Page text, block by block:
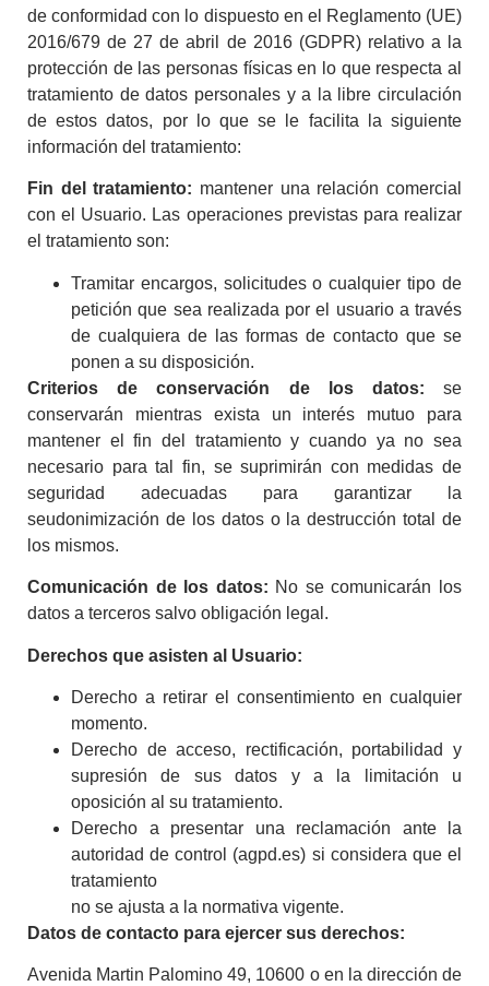
de conformidad con lo dispuesto en el Reglamento (UE)
2016/679 de 27 de abril de 2016 (GDPR) relativo a la
protección de las personas físicas en lo que respecta al
tratamiento de datos personales y a la libre circulación
de estos datos, por lo que se le facilita la siguiente
información del tratamiento:
Fin del tratamiento: mantener una relación comercial
con el Usuario. Las operaciones previstas para realizar
el tratamiento son:
Tramitar encargos, solicitudes o cualquier tipo de
petición que sea realizada por el usuario a través
de cualquiera de las formas de contacto que se
ponen a su disposición.
Criterios de conservación de los datos: se
conservarán mientras exista un interés mutuo para
mantener el fin del tratamiento y cuando ya no sea
necesario para tal fin, se suprimirán con medidas de
seguridad adecuadas para garantizar la
seudonimización de los datos o la destrucción total de
los mismos.
Comunicación de los datos: No se comunicarán los
datos a terceros salvo obligación legal.
Derechos que asisten al Usuario:
Derecho a retirar el consentimiento en cualquier
momento.
Derecho de acceso, rectificación, portabilidad y
supresión de sus datos y a la limitación u
oposición al su tratamiento.
Derecho a presentar una reclamación ante la
autoridad de control (agpd.es) si considera que el
tratamiento
no se ajusta a la normativa vigente.
Datos de contacto para ejercer sus derechos:
Avenida Martin Palomino 49, 10600 o en la dirección de